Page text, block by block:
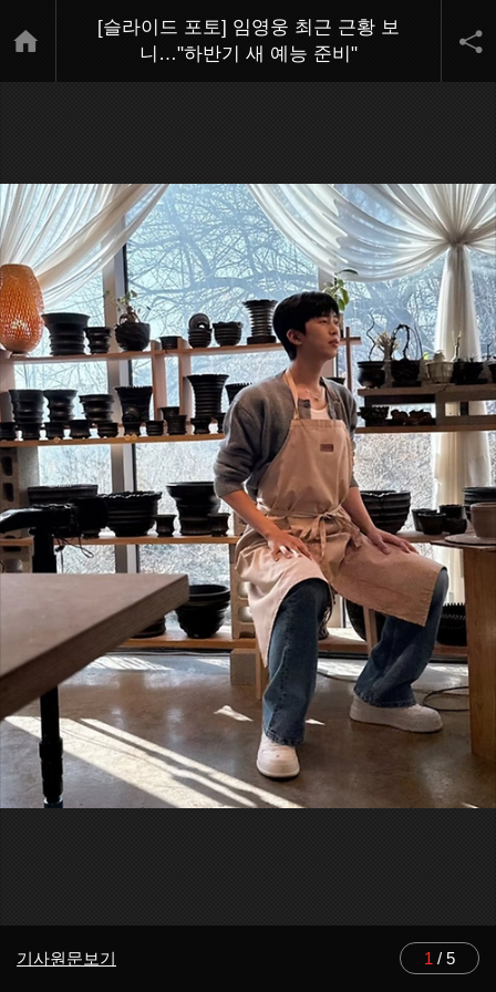
[슬라이드 포토] 임영웅 최근 근황 보
니…"하반기 새 예능 준비"
기사원문보기 1 / 5